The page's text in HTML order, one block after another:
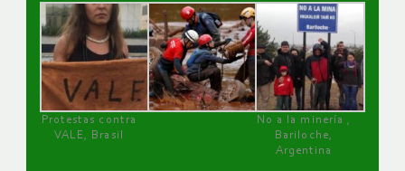
Protestas contra
VALE, Brasil
No a la minería ,
Bariloche,
Argentina